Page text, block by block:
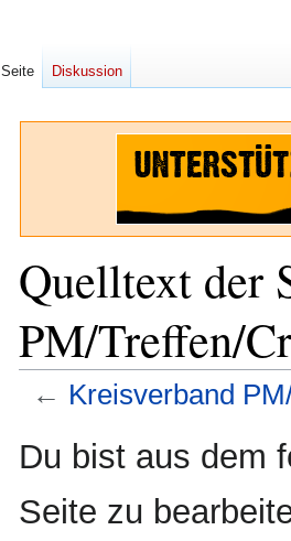
Quelltext der
PM/Treffen/
← Kreisverband
Navigation
Suche
Du bist aus dem
Seite zu
Seite Diskussion